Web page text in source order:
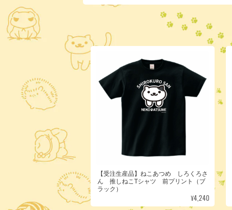
【受注生産品】ねこあつめ しろくろさ
ん 推しねこTシャツ 前プリント（ブ
ラック）
¥4,240